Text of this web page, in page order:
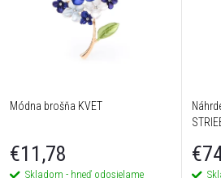
Módna brošňa KVET
€11,78
Skladom - hneď odosielame